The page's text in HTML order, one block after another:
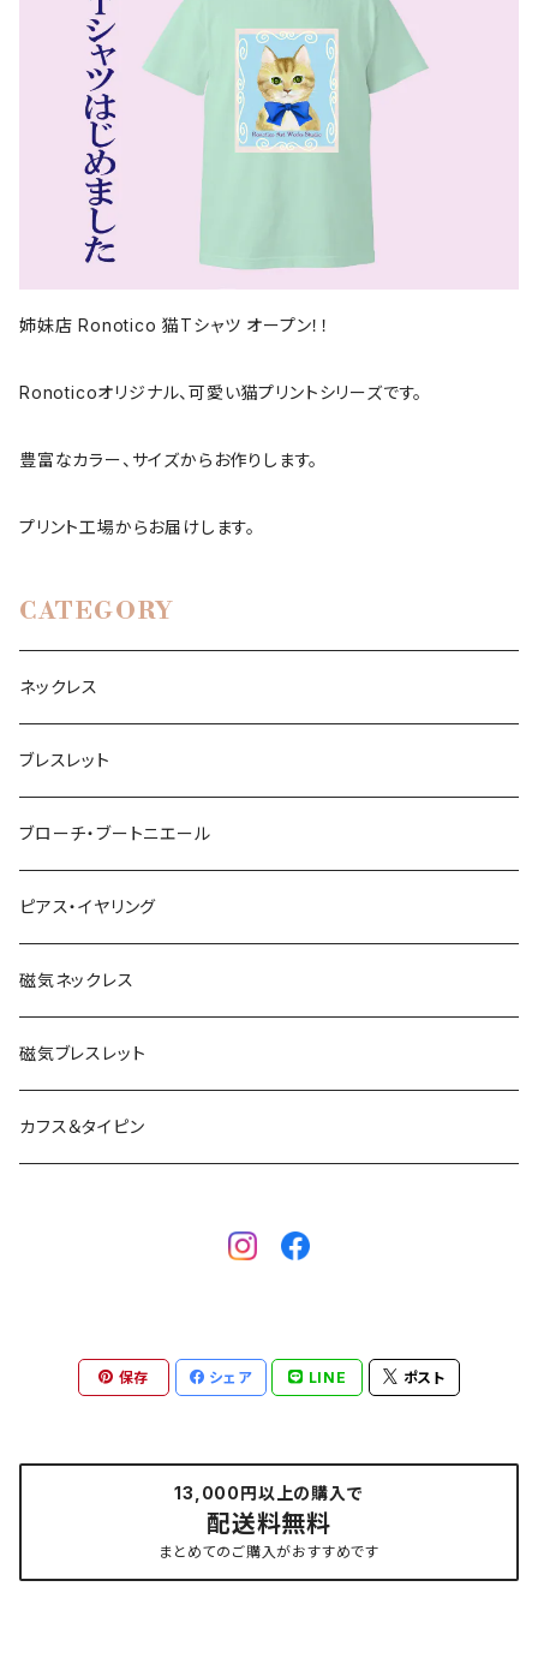
姉妹店 Ronotico 猫Tシャツ オープン！！
Ronoticoオリジナル、可愛い猫プリントシリーズです。
豊富なカラー、サイズからお作りします。
プリント工場からお届けします。
CATEGORY
ネックレス
ブレスレット
ブローチ・ブートニエール
ピアス・イヤリング
磁気ネックレス
磁気ブレスレット
カフス＆タイピン
保存 シェア LINE ポスト
13,000円以上の購入で
配送料無料
まとめてのご購入がおすすめです